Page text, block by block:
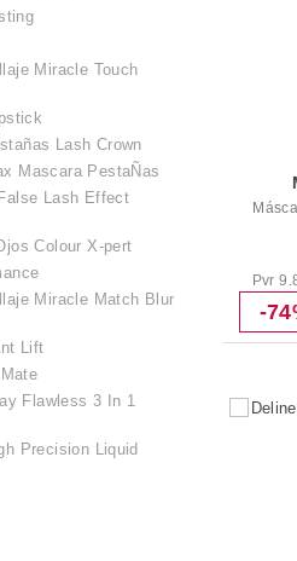
Miracle Touch
Lash Crown
Mascara PestaÑas
Lash Effect
Colour X-pert
Miracle Match Blur
Lift
Flawless 3 In 1
Precision Liquid
Pvr
-